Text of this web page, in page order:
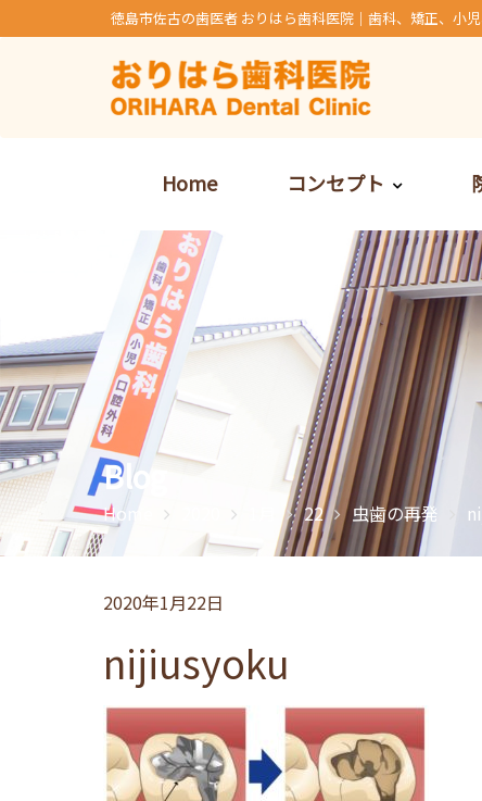
to
徳島市佐古の歯医者 おりはら歯科医院｜歯科、矯正、小
Home コンセプト
Blog
Home 22 ⾍⻭の再発
2020年1月22日
nijiusyoku